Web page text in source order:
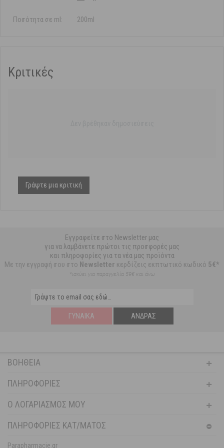
Ποσότητα σε ml: 200ml
Κριτικές
Γράψτε μια κριτική
Εγγραφείτε στο Newsletter μας
για να λαμβάνετε πρώτοι τις προσφορές μας
και πληροφορίες για τα νέα μας προϊόντα
Με την εγγραφή σου στο Newsletter κερδίζεις εκπτωτικό κωδικό 5€*
*ισχύει για παραγγελία 59€ και άνω
ΓΥΝΑΊΚΑ ΆΝΔΡΑΣ
ΒΟΉΘΕΙΑ
ΠΛΗΡΟΦΟΡΊΕΣ
Ο ΛΟΓΑΡΙΑΣΜΌΣ ΜΟΥ
ΠΛΗΡΟΦΟΡΙΕΣ ΚΑΤ/ΜΑΤΟΣ
Parapharmacie.gr